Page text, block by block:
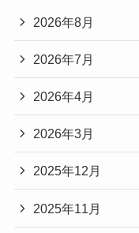
2026年8月
2026年7月
2026年4月
2026年3月
2025年12月
2025年11月